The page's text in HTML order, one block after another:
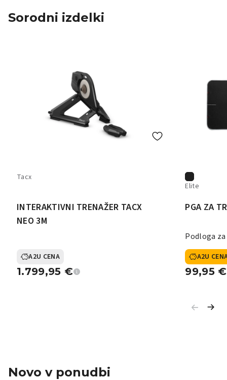
Sorodni izdelki
Tacx
INTERAKTIVNI TRENAŽER TACX
NEO 3M
A2U CENA
1.799,95 €
Elite
PGA ZA
Podloga
A2U
99,95 €
Novo v ponudbi